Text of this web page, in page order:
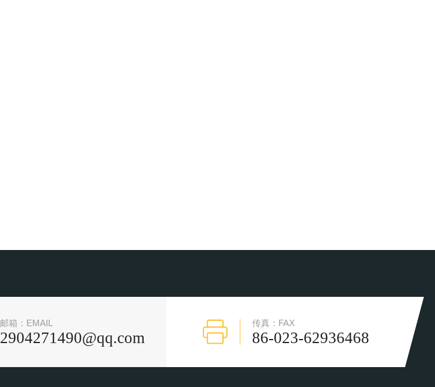
邮箱：EMAIL
2904271490@qq.com
传真：FAX
86-023-62936468